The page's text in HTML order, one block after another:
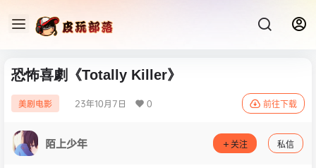
恐怖喜劇《Totally Killer》
美剧电影 23年10月7日 0 前往下载
陌上少年 关注 私信